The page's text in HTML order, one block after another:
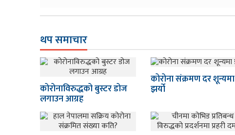
थप समाचार
कोरोनाविरुद्धको बुस्टर डोज
लगाउन आग्रह
कोरोना संक्रमण दर शून्यमा
झर्यो